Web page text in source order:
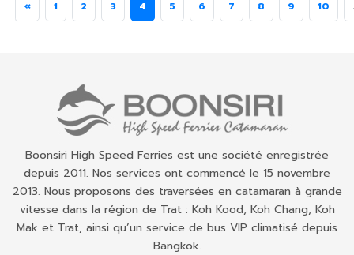
« 1 2 3 4 5 6 7 8 9 10
Boonsiri High Speed Ferries est une société enregistrée
depuis 2011. Nos services ont commencé le 15 novembre
2013. Nous proposons des traversées en catamaran à grande
vitesse dans la région de Trat : Koh Kood, Koh Chang, Koh
Mak et Trat, ainsi qu’un service de bus VIP climatisé depuis
Bangkok.